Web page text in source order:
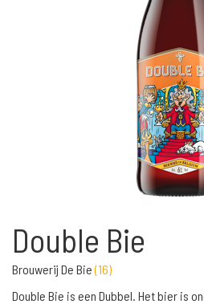
Double Bie
Brouwerij De Bie(16)
Double Bie is een Dubbel. Het bier is